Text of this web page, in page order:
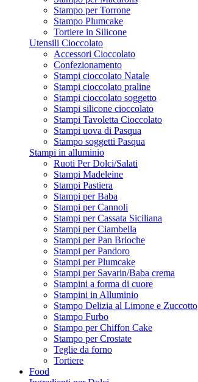
Stampo per Torrone
Stampo Plumcake
Tortiere in Silicone
Utensili Cioccolato
Accessori Cioccolato
Confezionamento
Stampi cioccolato Natale
Stampi cioccolato praline
Stampi cioccolato soggetto
Stampi silicone cioccolato
Stampi Tavoletta Cioccolato
Stampi uova di Pasqua
Stampo soggetti Pasqua
Stampi in alluminio
Ruoti Per Dolci/Salati
Stampi Madeleine
Stampi Pastiera
Stampi per Baba
Stampi per Cannoli
Stampi per Cassata Siciliana
Stampi per Ciambella
Stampi per Pan Brioche
Stampi per Pandoro
Stampi per Plumcake
Stampi per Savarin/Baba crema
Stampini a forma di cuore
Stampini in Alluminio
Stampo Delizia al Limone e Zuccotto
Stampo Furbo
Stampo per Chiffon Cake
Stampo per Crostate
Teglie da forno
Tortiere
Food